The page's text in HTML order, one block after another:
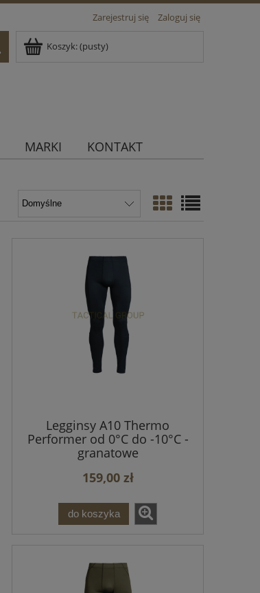
Zarejestruj się Zaloguj się
Koszyk:(pusty)
MARKI KONTAKT
Legginsy A10 Thermo
Performer od 0°C do -10°C -
granatowe
159,00 zł
do koszyka